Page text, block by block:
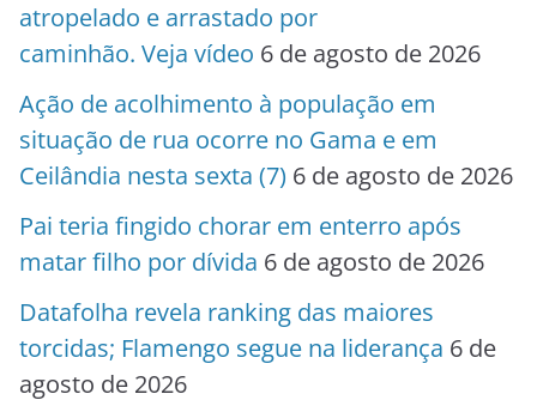
atropelado e arrastado por
caminhão. Veja vídeo 6 de agosto de 2026
Ação de acolhimento à população em
situação de rua ocorre no Gama e em
Ceilândia nesta sexta (7) 6 de agosto de 2026
Pai teria fingido chorar em enterro após
matar filho por dívida 6 de agosto de 2026
Datafolha revela ranking das maiores
torcidas; Flamengo segue na liderança 6 de
agosto de 2026